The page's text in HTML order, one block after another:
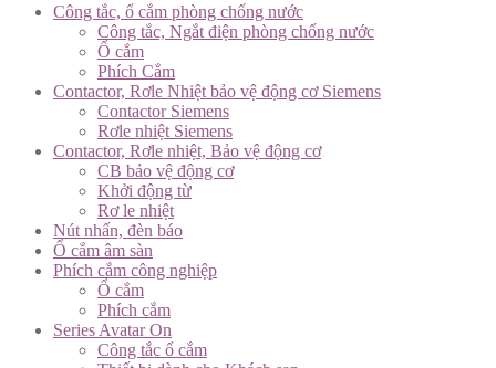
Công tắc, ổ cắm phòng chống nước
Công tắc, Ngắt điện phòng chống nước
Ổ cắm
Phích Cắm
Contactor, Rơle Nhiệt bảo vệ động cơ Siemens
Contactor Siemens
Rơle nhiệt Siemens
Contactor, Rơle nhiệt, Bảo vệ động cơ
CB bảo vệ động cơ
Khởi động từ
Rơ le nhiệt
Nút nhấn, đèn báo
Ổ cắm âm sàn
Phích cắm công nghiệp
Ổ cắm
Phích cắm
Series Avatar On
Công tắc ổ cắm